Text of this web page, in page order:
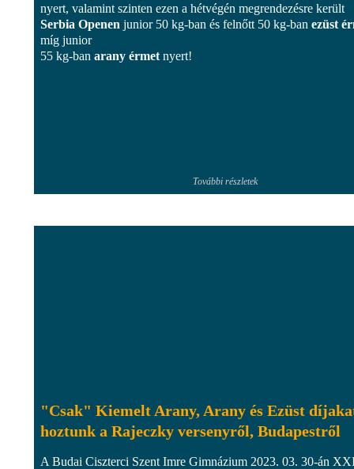
nyert, valamint szinten ezen a hétvégén megrendezésre került
Serbia Openen junior 50 kg-ban és felnőtt 50 kg-ban ezüst
míg junior
55 kg-ban arany érmet nyert!
További részletek
"Csak" Kiemelt Arany, Arany és Ezüst
hoztunk a Rajeczky versenyről, Budapestről
A Budai Ciszterci Szent Imre Gimnázium 2023. 03. 30-án